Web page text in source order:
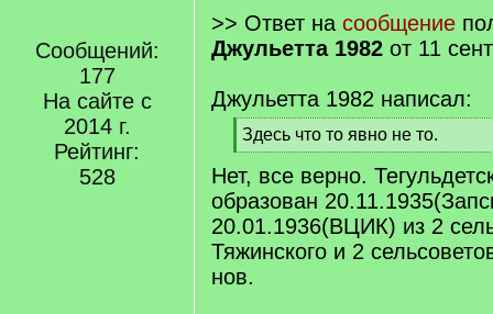
Сообщений:
177
На сайте с
2014 г.
Рейтинг:
528
>> Ответ на сообщение
Джульетта 1982 от 11
Джульетта 1982 написал:
[
q
]
Здесь что то явно не то.
[
/
q
]
Нет, все верно.
образован
20.01.1936(ВЦИК) из 2
Тяжинского и 2
нов.